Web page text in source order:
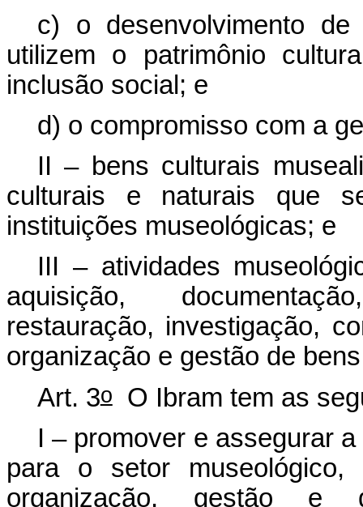
c) o desenvolvimento
utilizem o patrimônio
inclusão social; e
d) o compromisso com a
II – bens culturais
culturais e naturais que
instituições museológicas; e
III – atividades
aquisição,
restauração, investigação,
organização e gestão de
Art. 3oO Ibram tem as
I – promover e assegurar
para o setor
organização, gestão e